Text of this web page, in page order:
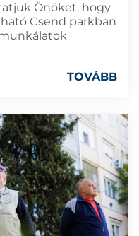
Önöket, hogy
Csend parkban
TOVÁBB